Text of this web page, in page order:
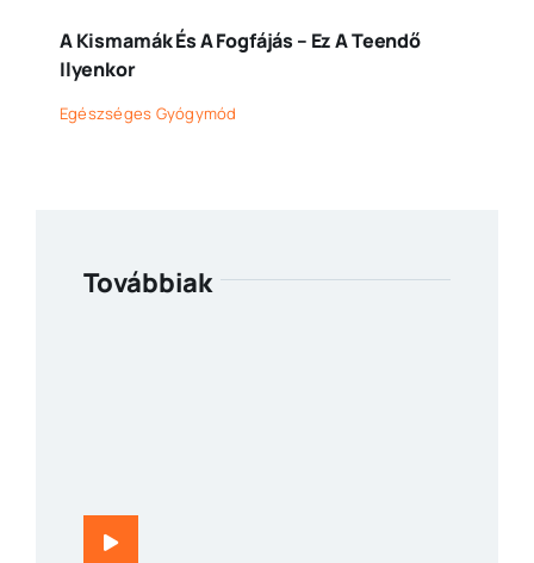
A Kismamák És A Fogfájás – Ez A Teendő
Ilyenkor
Egészséges Gyógymód
Továbbiak